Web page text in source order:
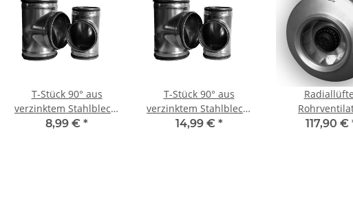
T-Stück 90° aus
verzinktem Stahlblech,
mit Dichtung, Ø 80-400
8,99 € *
T-Stück 90° aus
verzinktem Stahlblech,
mit Dichtung, mit
14,99 € *
Rohrlüfter
117,90 €